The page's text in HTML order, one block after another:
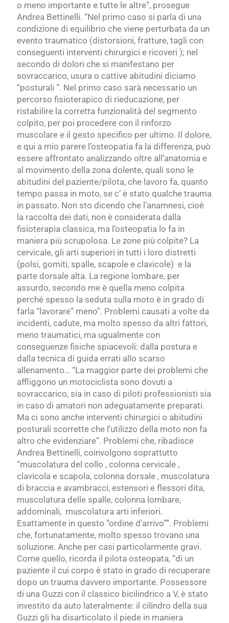
o meno importante e tutte le altre”, prosegue
Andrea Bettinelli. “Nel primo caso si parla di una
condizione di equilibrio che viene perturbata da un
evento traumatico (distorsioni, fratture, tagli con
conseguenti interventi chirurgici e ricoveri ); nel
secondo di dolori che si manifestano per
sovraccarico, usura o cattive abitudini diciamo
“posturali “. Nel primo caso sarà necessario un
percorso fisioterapico di rieducazione, per
ristabilire la corretta funzionalità del segmento
colpito, per poi procedere con il rinforzo
muscolare e il gesto specifico per ultimo. Il dolore,
e qui a mio parere l’osteopatia fa la differenza, può
essere affrontato analizzando oltre all’anatomia e
al movimento della zona dolente, quali sono le
abitudini del paziente/pilota, che lavoro fa, quanto
tempo passa in moto, se c’ è stato qualche trauma
in passato. Non sto dicendo che l’anamnesi, cioè
la raccolta dei dati, non è considerata dalla
fisioterapia classica, ma l’osteopatia lo fa in
maniera più scrupolosa. Le zone più colpite? La
cervicale, gli arti superiori in tutti i loro distretti
(polsi, gomiti, spalle, scapole e clavicole) e la
parte dorsale alta. La regione lombare, per
assurdo, secondo me è quella meno colpita
perché spesso la seduta sulla moto è in grado di
farla “lavorare” meno”. Problemi causati a volte da
incidenti, cadute, ma molto spesso da altri fattori,
meno traumatici, ma ugualmente con
conseguenze fisiche spiacevoli: dalla postura e
dalla tecnica di guida errati allo scarso
allenamento… “La maggior parte dei problemi che
affliggono un motociclista sono dovuti a
sovraccarico, sia in caso di piloti professionisti sia
in caso di amatori non adeguatamente preparati.
Ma ci sono anche interventi chirurgici o abitudini
posturali scorrette che l’utilizzo della moto non fa
altro che evidenziare”. Problemi che, ribadisce
Andrea Bettinelli, coinvolgono soprattutto
“muscolatura del collo , colonna cervicale ,
clavicola e scapola, colonna dorsale , muscolatura
di braccia e avambracci, estensori e flessori dita,
muscolatura delle spalle, colonna lombare,
addominali, muscolatura arti inferiori.
Esattamente in questo “ordine d’arrivo””. Problemi
che, fortunatamente, molto spesso trovano una
soluzione. Anche per casi particolarmente gravi.
Come quello, ricorda il pilota osteopata, “di un
paziente il cui corpo è stato in grado di recuperare
dopo un trauma davvero importante. Possessore
di una Guzzi con il classico bicilindrico a V, è stato
investito da auto lateralmente: il cilindro della sua
Guzzi gli ha disarticolato il piede in maniera